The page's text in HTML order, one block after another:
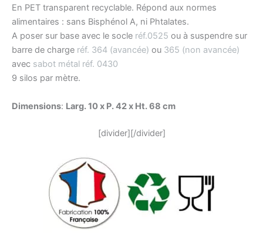
En PET transparent recyclable. Répond aux normes
alimentaires : sans Bisphénol A, ni Phtalates.
A poser sur base avec le socle réf.0525 ou à suspendre sur
barre de charge réf. 364 (avancée) ou 365 (non avancée)
avec sabot métal réf. 0430
9 silos par mètre.
Dimensions: Larg. 10 x P. 42 x Ht. 68 cm
[divider][/divider]